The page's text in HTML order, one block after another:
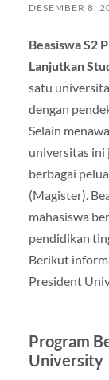
DESEMBER 8,
Beasiswa S2
Lanjutkan
satu
dengan
Selain
universitas ini
berbagai
(Magister).
mahasiswa
pendidikan
Berikut
President
Program
University